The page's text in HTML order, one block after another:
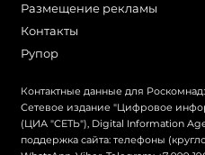
Размещение рекламы
Контакты
Рупор
Контактные данные для
Сетевое издание "Цифровое
(ЦИА "СЕТЬ"), Digital Information
поддержка сайта: телефоны